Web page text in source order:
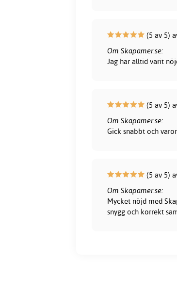
(5 av 5)
Om Skapamer.se:
Jag har alltid varit
(5 av 5)
Om Skapamer.se:
Gick snabbt och
(5 av 5)
Om Skapamer.se:
Mycket nöjd med
snygg och korrekt